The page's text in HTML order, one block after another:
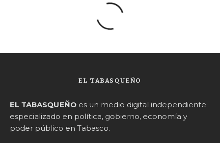
EL TABASQUEÑO
EL TABASQUEÑO es un medio digital independiente
especializado en política, gobierno, economía y
poder público en Tabasco.